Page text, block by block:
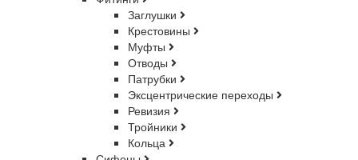
Заглушки
Крестовины
Муфты
Отводы
Патрубки
Эксцентрические переходы
Ревизия
Тройники
Кольца